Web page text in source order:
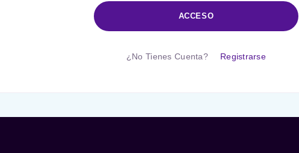
ACCESO
¿No Tienes Cuenta? Registrarse